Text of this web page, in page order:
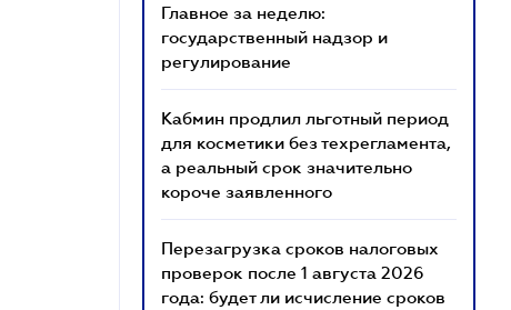
Главное за неделю:
государственный надзор и
регулирование
Кабмин продлил льготный период
для косметики без техрегламента,
а реальный срок значительно
короче заявленного
Перезагрузка сроков налоговых
проверок после 1 августа 2026
года: будет ли исчисление сроков